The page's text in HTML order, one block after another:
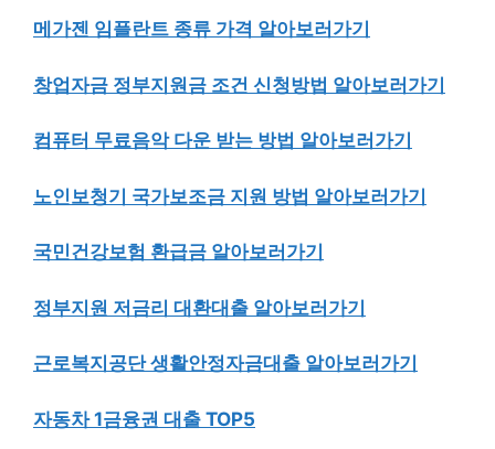
메가젠 임플란트 종류 가격 알아보러가기
창업자금 정부지원금 조건 신청방법 알아보러가기
컴퓨터 무료음악 다운 받는 방법 알아보러가기
노인보청기 국가보조금 지원 방법 알아보러가기
국민건강보험 환급금 알아보러가기
정부지원 저금리 대환대출 알아보러가기
근로복지공단 생활안정자금대출 알아보러가기
자동차 1금융권 대출 TOP5